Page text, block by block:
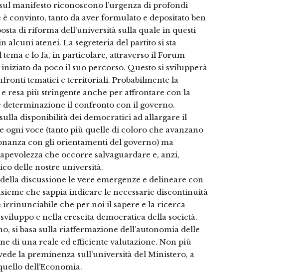
manifesto riconoscono l’urgenza di profondi
convinto, tanto da aver formulato e depositato ben
di riforma dell’università sulla quale in questi
alcuni atenei. La segreteria del partito si sta
e lo fa, in particolare, attraverso il Forum
da poco il suo percorso. Questo si svilupperà
tematici e territoriali. Probabilmente la
resa più stringente anche per affrontare con la
determinazione il confronto con il governo.
disponibilità dei democratici ad allargare il
ogni voce (tanto più quelle di coloro che avanzano
con gli orientamenti del governo) ma
che occorre salvaguardare e, anzi,
delle nostre università.
discussione le vere emergenze e delineare con
che sappia indicare le necessarie discontinuità
irrinunciabile che per noi il sapere e la ricerca
e nella crescita democratica della società.
si basa sulla riaffermazione dell’autonomia delle
di una reale ed efficiente valutazione. Non più
la preminenza sull’università del Ministero, a
dell’Economia.